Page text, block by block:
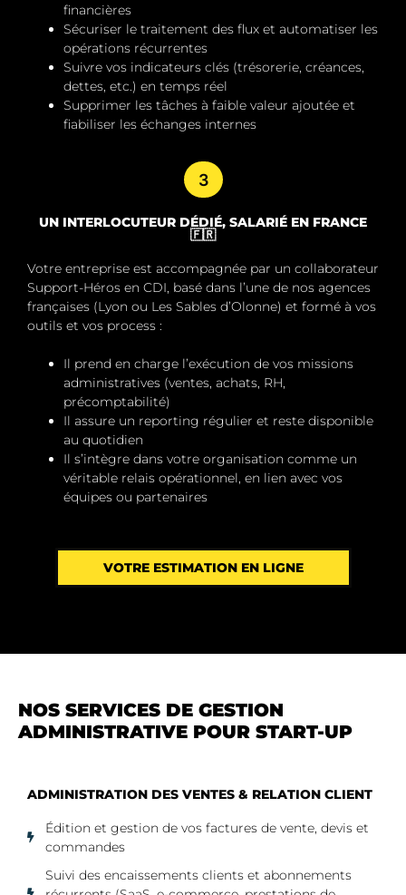
financières
Sécuriser le traitement des flux et automatiser les
opérations récurrentes
Suivre vos indicateurs clés (trésorerie, créances,
dettes, etc.) en temps réel
Supprimer les tâches à faible valeur ajoutée et
fiabiliser les échanges internes
3
UN INTERLOCUTEUR DÉDIÉ, SALARIÉ EN FRANCE
🇫🇷
Votre entreprise est accompagnée par un collaborateur
Support-Héros en CDI, basé dans l’une de nos agences
françaises (Lyon ou Les Sables d’Olonne) et formé à vos
outils et vos process :
Il prend en charge l’exécution de vos missions
administratives (ventes, achats, RH,
précomptabilité)
Il assure un reporting régulier et reste disponible
au quotidien
Il s’intègre dans votre organisation comme un
véritable relais opérationnel, en lien avec vos
équipes ou partenaires
VOTRE ESTIMATION EN LIGNE
NOS SERVICES DE GESTION
ADMINISTRATIVE POUR START-UP
ADMINISTRATION DES VENTES & RELATION CLIENT
Édition et gestion de vos factures de vente, devis et
commandes
Suivi des encaissements clients et abonnements